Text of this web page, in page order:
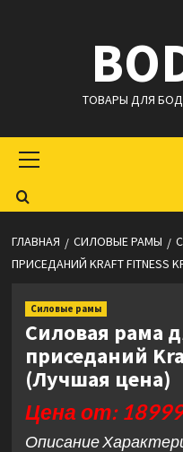
ТОВАРЫ ДЛЯ
меню
ГЛАВНАЯ СИЛОВЫЕ РАМЫ
ПРИСЕДАНИЙ KRAFT FITNESS
Силовые рамы
Силовая рама
приседаний
(Лучшая цена)
Цена от:
Описание